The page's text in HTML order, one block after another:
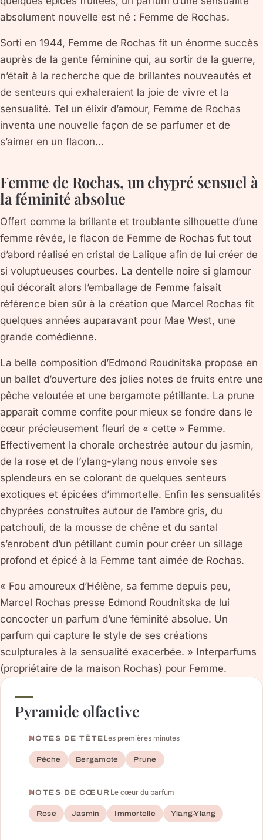
absolument nouvelle est né : Femme de Rochas.
Sorti en 1944, Femme de Rochas fit un énorme succès
auprès de la gente féminine qui, au sortir de la guerre,
n’était à la recherche que de brillantes nouveautés et
de senteurs qui exhaleraient la joie de vivre et la
sensualité. Tel un élixir d’amour, Femme de Rochas
inventa une nouvelle façon de se parfumer et de
s’aimer en un flacon...
Femme de Rochas, un chypré sensuel à
la féminité absolue
Offert comme la brillante et troublante silhouette d’une
femme rêvée, le flacon de Femme de Rochas fut tout
d’abord réalisé en cristal de Lalique afin de lui créer de
si voluptueuses courbes. La dentelle noire si glamour
qui décorait alors l’emballage de Femme faisait
référence bien sûr à la création que Marcel Rochas fit
quelques années auparavant pour Mae West, une
grande comédienne.
La belle composition d’Edmond Roudnitska propose en
un ballet d’ouverture des jolies notes de fruits entre une
pêche veloutée et une bergamote pétillante. La prune
apparait comme confite pour mieux se fondre dans le
cœur précieusement fleuri de « cette » Femme.
Effectivement la chorale orchestrée autour du jasmin,
de la rose et de l’ylang-ylang nous envoie ses
splendeurs en se colorant de quelques senteurs
exotiques et épicées d’immortelle. Enfin les sensualités
chyprées construites autour de l’ambre gris, du
patchouli, de la mousse de chêne et du santal
s’enrobent d’un pétillant cumin pour créer un sillage
profond et épicé à la Femme tant aimée de Rochas.
« Fou amoureux d’Hélène, sa femme depuis peu,
Marcel Rochas presse Edmond Roudnitska de lui
concocter un parfum d’une féminité absolue. Un
parfum qui capture le style de ses créations
sculpturales à la sensualité exacerbée. » Interparfums
(propriétaire de la maison Rochas) pour Femme.
Pyramide olfactive
NOTES DE TÊTE Les premières minutes
Pêche Bergamote Prune
NOTES DE CŒUR Le cœur du parfum
Rose Jasmin Immortelle Ylang-Ylang